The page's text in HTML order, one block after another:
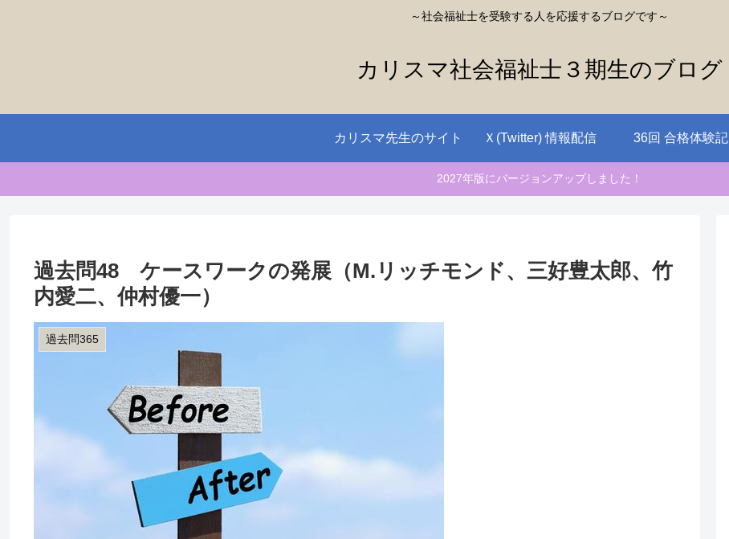
～社会福祉士を受験する人を応援するブログです～
カリスマ社会福祉士３期生のブログ
カリスマ先生のサイト Ｘ(Twitter) 情報配信 36回 合格体験記
2027年版にバージョンアップしました！
過去問48 ケースワークの発展（M.リッチモンド、三好豊太郎、竹
内愛二、仲村優一）
過去問365